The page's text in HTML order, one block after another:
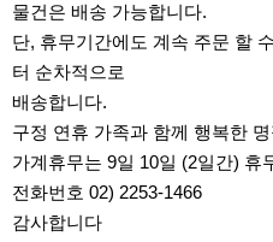
물건은 배송 가능합니다.
단, 휴무기간에도 계속 주문 할
터 순차적으로
배송합니다.
구정 연휴 가족과 함께 행복한
가계휴무는 9일 10일 (2일간) 휴
전화번호 02) 2253-1466
감사합니다